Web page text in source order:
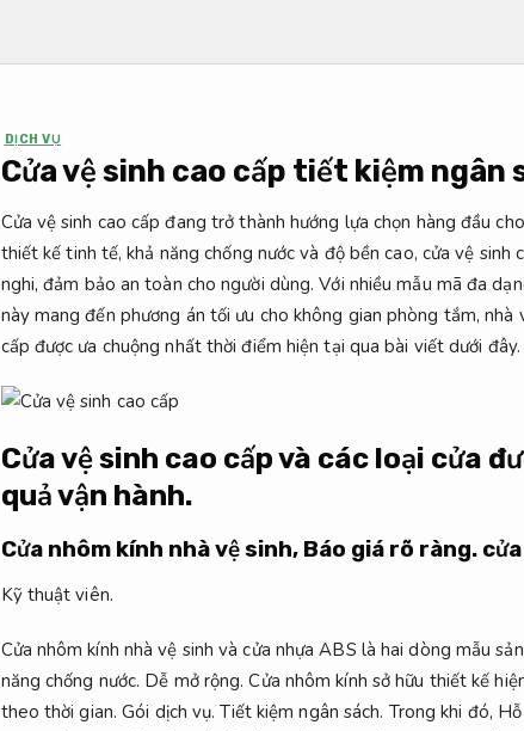
DỊCH VỤ
Cửa vệ sinh cao cấp tiết kiệm ngân
Cửa vệ sinh cao cấp đang trở thành hướng lựa chọn hàng đầu
thiết kế tinh tế, khả năng chống nước và độ bền cao, cửa vệ
nghi, đảm bảo an toàn cho người dùng. Với nhiều mẫu mã đa
này mang đến phương án tối ưu cho không gian phòng tắm, nhà
cấp được ưa chuộng nhất thời điểm hiện tại qua bài viết dưới
Cửa vệ sinh cao cấp và các loại cửa
quả vận hành.
Cửa nhôm kính nhà vệ sinh, Báo giá rõ ràng.cửa
Kỹ thuật viên.
Cửa nhôm kính nhà vệ sinh và cửa nhựa ABS là hai dòng mẫu
năng chống nước. Dễ mở rộng. Cửa nhôm kính sở hữu thiết kế
theo thời gian.Gói dịch vụ. Tiết kiệm ngân sách. Trong khi đó,